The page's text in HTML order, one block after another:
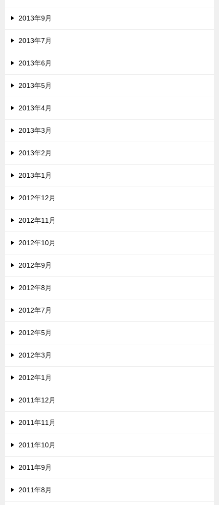
2013年9月
2013年7月
2013年6月
2013年5月
2013年4月
2013年3月
2013年2月
2013年1月
2012年12月
2012年11月
2012年10月
2012年9月
2012年8月
2012年7月
2012年5月
2012年3月
2012年1月
2011年12月
2011年11月
2011年10月
2011年9月
2011年8月